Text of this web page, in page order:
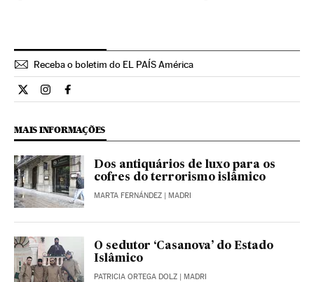
Receba o boletim do EL PAÍS América
Internacional El País Brasil en Twitter
Internacional El País Brasil en Instagram
Internacional El País Brasil en Facebook
MAIS INFORMAÇÕES
Dos antiquários de luxo para os
cofres do terrorismo islâmico
MARTA FERNÁNDEZ | MADRI
O sedutor ‘Casanova’ do Estado
Islâmico
PATRICIA ORTEGA DOLZ | MADRI